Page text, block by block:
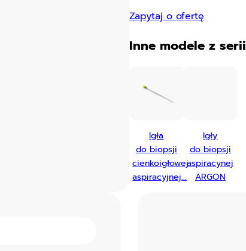
Zapytaj o ofertę
Inne modele z serii
Igła
do biopsji
cienkoigłowej
aspiracyjnej...
Igły
do biopsji
aspiracynej
ARGON